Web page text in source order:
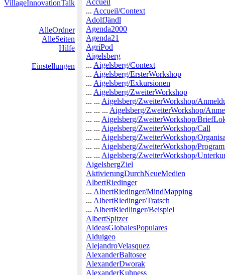
VillageInnovationTalk
AlleOrdner
AlleSeiten
Hilfe
Einstellungen
... Accueil/Context
AdolfJändl
Agenda2000
Agenda21
AgriPod
Aigelsberg
... Aigelsberg/Context
... Aigelsberg/ErsterWorkshop
... Aigelsberg/Exkursionen
... Aigelsberg/ZweiterWorkshop
... ... Aigelsberg/ZweiterWorkshop/
... ... ... Aigelsberg/ZweiterWorkshop/
... ... Aigelsberg/ZweiterWorkshop/
... ... Aigelsberg/ZweiterWorkshop/Call
... ... Aigelsberg/ZweiterWorkshop/
... ... Aigelsberg/ZweiterWorkshop/
... ... Aigelsberg/ZweiterWorkshop/
AigelsbergZiel
AktivierungDurchNeueMedien
AlbertRiedinger
... AlbertRiedinger/MindMapping
... AlbertRiedinger/Tratsch
... AlbertRiedlinger/Beispiel
AlbertSpitzer
AldeasGlobalesPopulares
Alduigeo
AlejandroVelasquez
AlexanderBaltosee
AlexanderDworak
AlexanderKuhness